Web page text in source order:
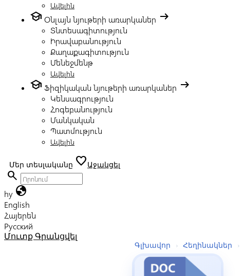
Ավելին
school Օնլայն նյութերի առարկաներ arrow_right_alt
Տնտեսագիտություն
Իրավաբանություն
Քաղաքագիտություն
Մենեջմենթ
Ավելին
school Ֆիզիկական նյութերի առարկաներ arrow_right_alt
Կենսագրություն
Հոգեբանություն
Մանկական
Պատմություն
Ավելին
Մեր տեսլականը favoriteԱջակցել
search
hy globe
English
Հայերեն
Русский
Մուտք Գրանցվել
Գլխավոր › Հեղինակներ ›